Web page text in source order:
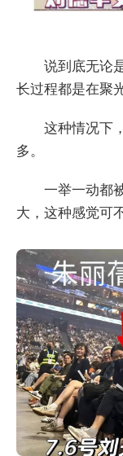
说到底无论
长过程都是在聚
这种情况下
多。
一举一动都
大，这种感觉可